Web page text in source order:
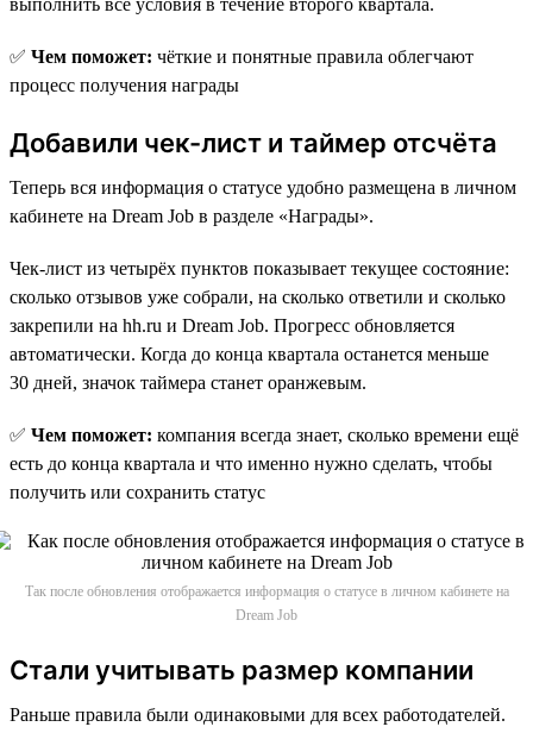
✅ Чем поможет: чёткие и понятные правила облегчают
процесс получения награды
Добавили чек-лист и таймер отсчёта
Теперь вся информация о статусе удобно размещена в личном
кабинете на Dream Job в разделе «Награды».
Чек-лист из четырёх пунктов показывает текущее состояние:
сколько отзывов уже собрали, на сколько ответили и сколько
закрепили на hh.ru и Dream Job. Прогресс обновляется
автоматически. Когда до конца квартала останется меньше
30 дней, значок таймера станет оранжевым.
✅ Чем поможет: компания всегда знает, сколько времени ещё
есть до конца квартала и что именно нужно сделать, чтобы
получить или сохранить статус
Так после обновления отображается информация о статусе в личном кабинете на
Dream Job
Стали учитывать размер компании
Раньше правила были одинаковыми для всех работодателей.